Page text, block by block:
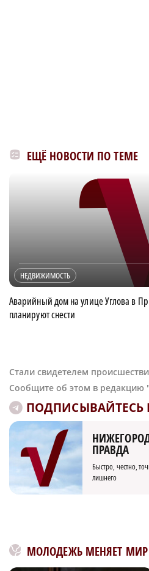
ЕЩЁ НОВОСТИ ПО ТЕМЕ
НЕДВИЖИМОСТЬ
Аварийный дом на улице Углова в
планируют снести
Стали свидетелем
Сообщите об этом в редакцию
ПОДПИСЫВАЙТЕСЬ
ПРАВДА
Быстро, честно,
лишнего
МОЛОДЕЖЬ МЕНЯЕТ МИР